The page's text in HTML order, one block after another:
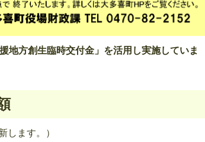
地方創生臨時交付金」を活用し実施していま
します。）